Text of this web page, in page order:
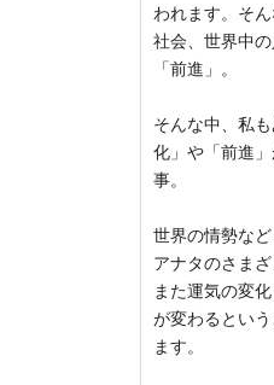
われます。そ
社会、世界中
「前進」。
そんな中、私
化」や「前進
事。
世界の情勢な
アナタのさま
また運気の変
が変わるとい
ます。